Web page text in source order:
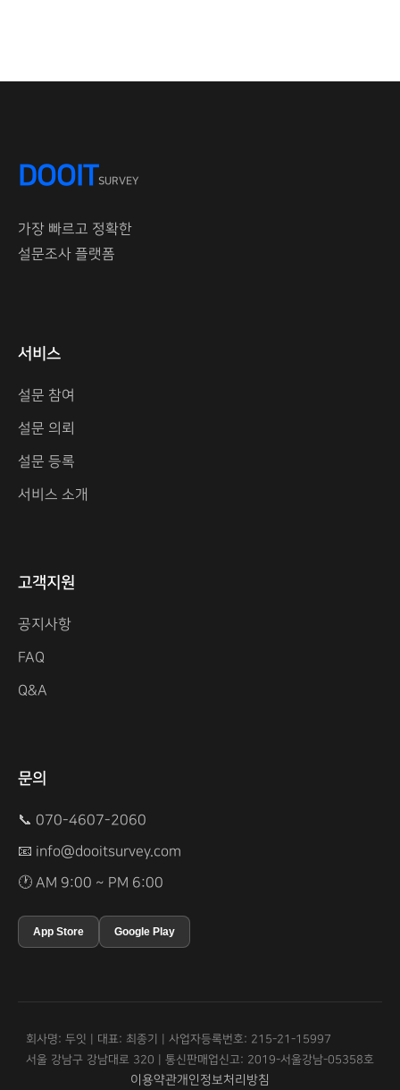
DOOITSURVEY
가장 빠르고 정확한
설문조사 플랫폼
서비스
설문 참여
설문 의뢰
설문 등록
서비스 소개
고객지원
공지사항
FAQ
Q&A
문의
📞 070-4607-2060
📧 info@dooitsurvey.com
🕐 AM 9:00 ~ PM 6:00
App Store Google Play
회사명: 두잇 | 대표: 최종기 | 사업자등록번호: 215-21-15997
서울 강남구 강남대로 320 | 통신판매업신고: 2019-서울강남-05358호
이용약관개인정보처리방침